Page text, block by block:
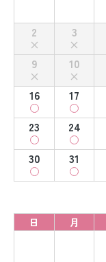
2
3
9
10
16
17
23
24
30
31
日 月